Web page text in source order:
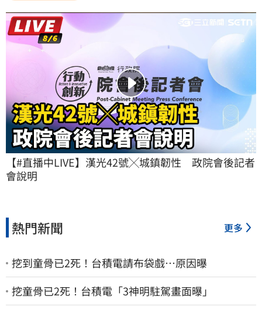
【#直播中LIVE】漢光42號╳城鎮韌性　政院會後記者
會說明
熱門新聞 更多
挖到童骨已2死！台積電請布袋戲…原因曝
挖童骨已2死！台積電「3神明駐駕畫面曝」